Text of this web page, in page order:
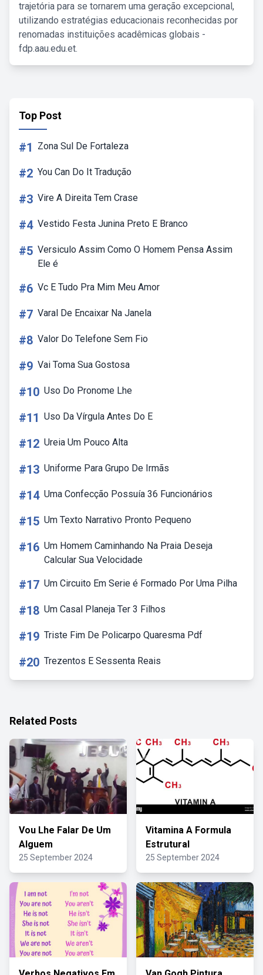
trajetória para se tornarem uma geração excepcional,
utilizando estratégias educacionais reconhecidas por
renomadas instituições acadêmicas globais -
fdp.aau.edu.et.
Top Post
#1 Zona Sul De Fortaleza
#2 You Can Do It Tradução
#3 Vire A Direita Tem Crase
#4 Vestido Festa Junina Preto E Branco
#5 Versiculo Assim Como O Homem Pensa Assim
Ele é
#6 Vc E Tudo Pra Mim Meu Amor
#7 Varal De Encaixar Na Janela
#8 Valor Do Telefone Sem Fio
#9 Vai Toma Sua Gostosa
#10 Uso Do Pronome Lhe
#11 Uso Da Vírgula Antes Do E
#12 Ureia Um Pouco Alta
#13 Uniforme Para Grupo De Irmãs
#14 Uma Confecção Possuía 36 Funcionários
#15 Um Texto Narrativo Pronto Pequeno
#16 Um Homem Caminhando Na Praia Deseja
Calcular Sua Velocidade
#17 Um Circuito Em Serie é Formado Por Uma Pilha
#18 Um Casal Planeja Ter 3 Filhos
#19 Triste Fim De Policarpo Quaresma Pdf
#20 Trezentos E Sessenta Reais
Related Posts
Vou Lhe Falar De Um
Alguem
25 September 2024
Vitamina A Formula
Estrutural
25 September 2024